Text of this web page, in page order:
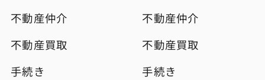
不動産仲介
不動産買取
手続き
不動産仲介
不動産買取
手続き